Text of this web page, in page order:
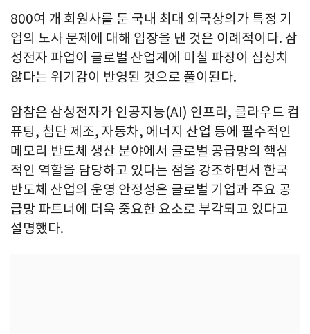
800여 개 회원사를 둔 국내 최대 외국상의가 특정 기
업의 노사 문제에 대해 입장을 낸 것은 이례적이다. 삼
성전자 파업이 글로벌 산업계에 미칠 파장이 심상치
않다는 위기감이 반영된 것으로 풀이된다.
암참은 삼성전자가 인공지능(AI) 인프라, 클라우드 컴
퓨팅, 첨단 제조, 자동차, 에너지 산업 등에 필수적인
메모리 반도체 생산 분야에서 글로벌 공급망의 핵심
적인 역할을 담당하고 있다는 점을 강조하면서 한국
반도체 산업의 운영 안정성은 글로벌 기업과 주요 공
급망 파트너에 더욱 중요한 요소로 부각되고 있다고
설명했다.